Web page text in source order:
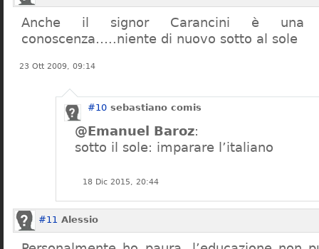
Anche il signor Carancini è una
conoscenza…..niente di nuovo sotto al sole
23 Ott 2009, 09:14
#10 sebastiano comis
@Emanuel Baroz:
sotto il sole: imparare l’italiano
18 Dic 2015, 20:44
#11 Alessio